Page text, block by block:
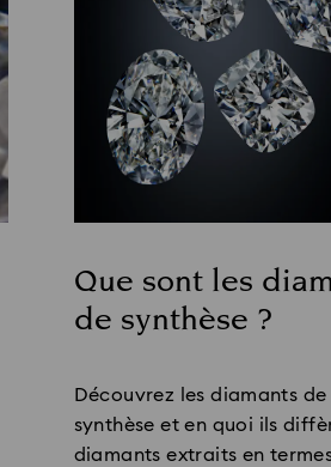
Que sont les
de synthèse ?
Découvrez les diamants de
synthèse et en quoi ils
diamants extraits en